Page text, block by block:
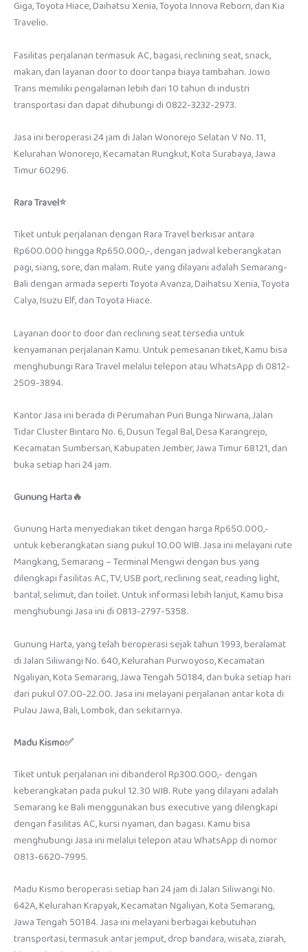
Giga, Toyota Hiace, Daihatsu Xenia, Toyota Innova Reborn, dan Kia
Travelio.
Fasilitas perjalanan termasuk AC, bagasi, reclining seat, snack,
makan, dan layanan door to door tanpa biaya tambahan. Jowo
Trans memiliki pengalaman lebih dari 10 tahun di industri
transportasi dan dapat dihubungi di 0822-3232-2973.
Jasa ini beroperasi 24 jam di Jalan Wonorejo Selatan V No. 11,
Kelurahan Wonorejo, Kecamatan Rungkut, Kota Surabaya, Jawa
Timur 60296.
Rara Travel⭐
Tiket untuk perjalanan dengan Rara Travel berkisar antara
Rp600.000 hingga Rp650.000,-, dengan jadwal keberangkatan
pagi, siang, sore, dan malam. Rute yang dilayani adalah Semarang-
Bali dengan armada seperti Toyota Avanza, Daihatsu Xenia, Toyota
Calya, Isuzu Elf, dan Toyota Hiace.
Layanan door to door dan reclining seat tersedia untuk
kenyamanan perjalanan Kamu. Untuk pemesanan tiket, Kamu bisa
menghubungi Rara Travel melalui telepon atau WhatsApp di 0812-
2509-3894.
Kantor Jasa ini berada di Perumahan Puri Bunga Nirwana, Jalan
Tidar Cluster Bintaro No. 6, Dusun Tegal Bal, Desa Karangrejo,
Kecamatan Sumbersari, Kabupaten Jember, Jawa Timur 68121, dan
buka setiap hari 24 jam.
Gunung Harta🔥
Gunung Harta menyediakan tiket dengan harga Rp650.000,-
untuk keberangkatan siang pukul 10.00 WIB. Jasa ini melayani rute
Mangkang, Semarang – Terminal Mengwi dengan bus yang
dilengkapi fasilitas AC, TV, USB port, reclining seat, reading light,
bantal, selimut, dan toilet. Untuk informasi lebih lanjut, Kamu bisa
menghubungi Jasa ini di 0813-2797-5358.
Gunung Harta, yang telah beroperasi sejak tahun 1993, beralamat
di Jalan Siliwangi No. 640, Kelurahan Purwoyoso, Kecamatan
Ngaliyan, Kota Semarang, Jawa Tengah 50184, dan buka setiap hari
dari pukul 07.00-22.00. Jasa ini melayani perjalanan antar kota di
Pulau Jawa, Bali, Lombok, dan sekitarnya.
Madu Kismo✅
Tiket untuk perjalanan ini dibanderol Rp300.000,- dengan
keberangkatan pada pukul 12.30 WIB. Rute yang dilayani adalah
Semarang ke Bali menggunakan bus executive yang dilengkapi
dengan fasilitas AC, kursi nyaman, dan bagasi. Kamu bisa
menghubungi Jasa ini melalui telepon atau WhatsApp di nomor
0813-6620-7995.
Madu Kismo beroperasi setiap hari 24 jam di Jalan Siliwangi No.
642A, Kelurahan Krapyak, Kecamatan Ngaliyan, Kota Semarang,
Jawa Tengah 50184. Jasa ini melayani berbagai kebutuhan
transportasi, termasuk antar jemput, drop bandara, wisata, ziarah,